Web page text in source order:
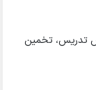
تدریس، تخمین